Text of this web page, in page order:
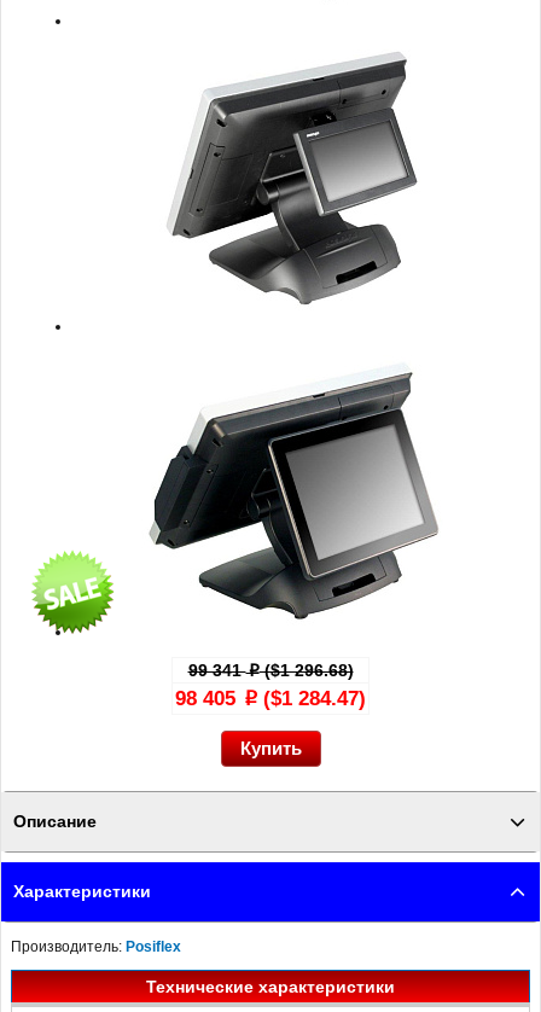
99 341p($1 296.68)
98 405 p ($1 284.47)
Описание
характеристики и свойства посмотрите на сайте ПОСЛЭНД
Характеристики
Производитель: Posiflex
Технические характеристики